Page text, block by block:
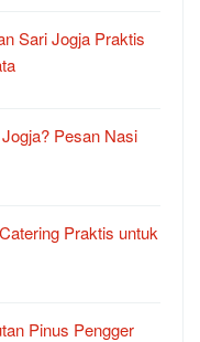
Sari Jogja Praktis
Pesan Nasi
Praktis untuk
Pinus Pengger